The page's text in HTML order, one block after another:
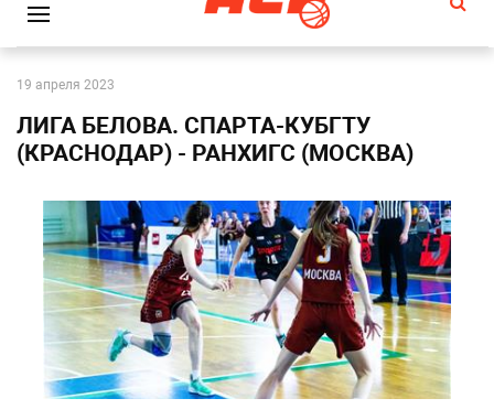
19 апреля 2023
ЛИГА БЕЛОВА. СПАРТА-КУБГТУ
(КРАСНОДАР) - РАНХИГС (МОСКВА)